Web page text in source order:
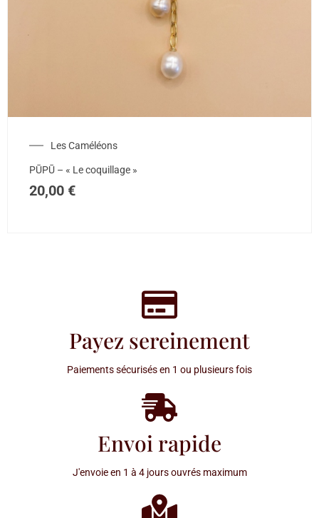
Les Caméléons
PŪPŪ – « Le coquillage »
20,00 €
Payez sereinement
Paiements sécurisés en 1 ou plusieurs fois
Envoi rapide
J'envoie en 1 à 4 jours ouvrés maximum